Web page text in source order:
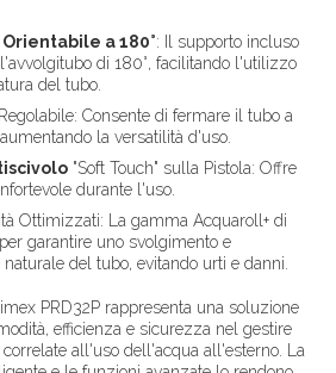
a 180°: Il supporto incluso
di 180°, facilitando l'utilizzo
del tubo.
: Consente di fermare il tubo a
la versatilità d'uso.
"Soft Touch" sulla Pistola: Offre
durante l'uso.
Ottimizzati: La gamma Acquaroll+ di
garantire uno svolgimento e
del tubo, evitando urti e danni.
PRD32P rappresenta una soluzione
efficienza e sicurezza nel gestire
correlate all'uso dell'acqua all'esterno. La